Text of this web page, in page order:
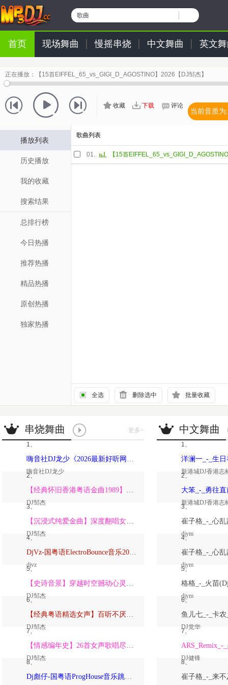
歌曲
首页 现场舞曲 慢摇串烧 中文舞曲 英文
正在播放： 【15首EIFFEL_65_vs_GIGI_D_AGOSTINO】2026【DJ邹杰】
收藏 下载 评论
当前音质为:
播放列表
历史播放
我的收藏
搜索结果
总排行榜
今日热播
推荐热播
精品热播
原创热播
独家热播
歌曲列表
01.
全选 删除选中 批量收藏
串烧舞曲 更多>
1、
嗨音社DJ龙少《2026最新好听网络伤感歌曲推荐·深爱过的人一生惦记》
嗨音社DJ龙少
2、
【经典怀旧香港粤语金曲1989】高潮版【DJ邹杰】
DJ邹杰
3、
【沉浸式纯爱金曲】深度翻唱女声版【DJ邹杰】_
DJ邹杰
4、
DjVz-国粤语ElectroBounce音乐2026讲不出再见怀旧版蹦迪跳舞大碟
djvz
5、
【史诗音景】穿越时空撼动心灵的管弦乐【DJ邹杰】
DJ邹杰
6、
【经典粤语精选女声】百听不厌深度翻唱版【DJ邹杰】_
DJ邹杰
7、
【情感编年史】26首女声歌唱尽从暗恋到放下的全部【DJ邹杰】
DJ邹杰
8、
Dj彪仔-国粤语ProgHouse音乐跳舞街vs心要让你听见串烧Vol.39
中文舞曲
1、
新港城DJ香港志
2、
新港城DJ香港志
3、
djym
4、
djym
5、
djym
6、
DJ觉华
7、
DJ健锋
8、